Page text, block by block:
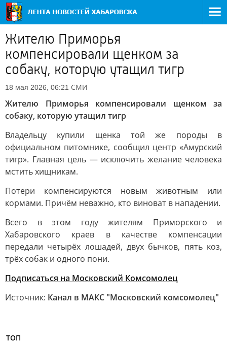
Жителю Приморья
компенсировали щенком за
собаку, которую утащил тигр
18 мая 2026, 06:21 СМИ
Жителю Приморья компенсировали щенком за
собаку, которую утащил тигр
Владельцу купили щенка той же породы в
официальном питомнике, сообщил центр «Амурский
тигр». Главная цель — исключить желание человека
мстить хищникам.
Потери компенсируются новым животным или
кормами. Причём неважно, кто виноват в нападении.
Всего в этом году жителям Приморского и
Хабаровского краев в качестве компенсации
передали четырёх лошадей, двух бычков, пять коз,
трёх собак и одного пони.
Подписаться на Московский Комсомолец
Источник: Канал в МАКС "Московский комсомолец"
ТОП